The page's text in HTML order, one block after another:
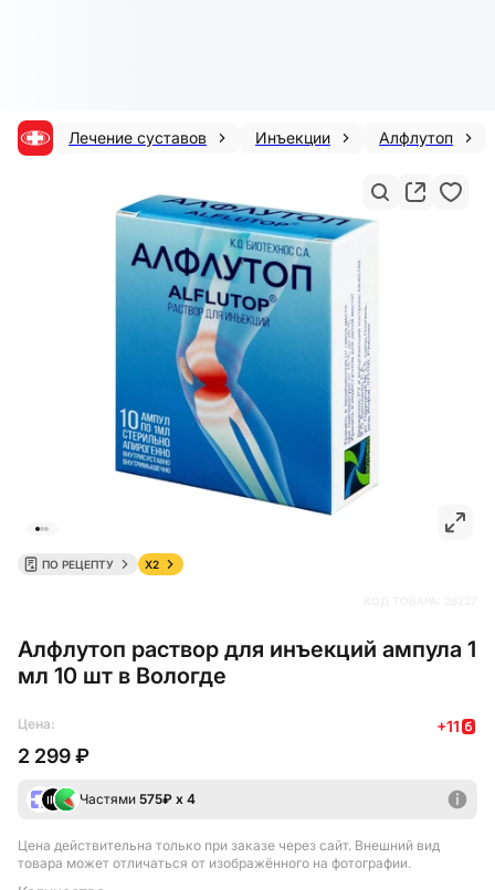
Лечение суставов Инъекции Алфлутоп
Алфлутоп раствор для инъекций ампула 1
мл 10 шт в Вологде
ПО РЕЦЕПТУ X2
Цена: +11
2 299 ₽
Частями 575₽ х 4
Цена действительна только при заказе через сайт. Внешний вид
товара может отличаться от изображённого на фотографии.